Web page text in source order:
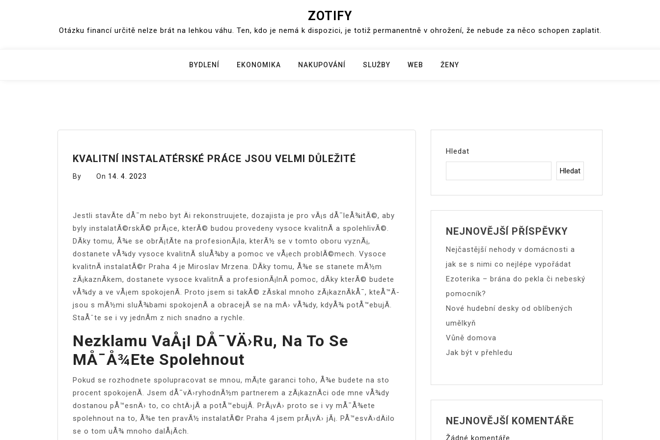
ZOTIFY
Otázku financí určitě nelze brát na lehkou váhu. Ten, kdo je nemá k dispozici, je totiž permanentně v ohrožení, že nebude za něco schopen zaplatit.
BYDLENÍ EKONOMIKA NAKUPOVÁNÍ SLUŽBY WEB ŽENY
KVALITNÍ INSTALATÉRSKÉ PRÁCE JSOU VELMI DŮLEŽITÉ
By On 14. 4. 2023
Jestli stavÃ­te dÅ¯m nebo byt Äi rekonstruujete, dozajista je pro vÃ¡s dÅ¯leÅ¾itÃ©, aby
byly instalatÃ©rskÃ© prÃ¡ce, kterÃ© budou provedeny vysoce kvalitnÃ­ a spolehlivÃ©.
DÃ­ky tomu, Å¾e se obrÃ¡tÃ­te na profesionÃ¡la, kterÃ½ se v tomto oboru vyznÃ¡,
dostanete vÅ¾dy vysoce kvalitnÃ­ sluÅ¾by a pomoc ve vÅ¡ech problÃ©mech. Vysoce
kvalitnÃ­ instalatÃ©r Praha 4 je Miroslav Mrzena. DÃ­ky tomu, Å¾e se stanete mÃ½m
zÃ¡kaznÃ­kem, dostanete vysoce kvalitnÃ­ a profesionÃ¡lnÃ­ pomoc, dÃ­ky kterÃ© budete
vÅ¾dy a ve vÅ¡em spokojenÃ­. Proto jsem si takÃ© zÃ­skal mnoho zÃ¡kaznÃ­kÅ¯, kteÅ™Ã­
jsou s mÃ½mi sluÅ¾bami spokojenÃ­ a obracejÃ­ se na mÄ› vÅ¾dy, kdyÅ¾ potÅ™ebujÃ­.
StaÅˆte se i vy jednÃ­m z nich snadno a rychle.
Nezklamu VaÅ¡i DÅ¯vÄ›ru, Na To Se
MÅ¯Å¾ete Spolehnout
Pokud se rozhodnete spolupracovat se mnou, mÃ¡te garanci toho, Å¾e budete na sto
procent spokojenÃ­. Jsem dÅ¯vÄ›ryhodnÃ½m partnerem a zÃ¡kaznÃ­ci ode mne vÅ¾dy
dostanou pÅ™esnÄ› to, co chtÄ›jÃ­ a potÅ™ebujÃ­. PrÃ¡vÄ› proto se i vy mÅ¯Å¾ete
spolehnout na to, Å¾e ten pravÃ½ instalatÃ©r Praha 4 jsem prÃ¡vÄ› jÃ¡. PÅ™esvÄ›dÄilo
se o tom uÅ¾ mnoho dalÅ¡Ã­ch.
Hledat
Hledat
NEJNOVĚJŠÍ PŘÍSPĚVKY
Nejčastější nehody v domácnosti a
jak se s nimi co nejlépe vypořádat
Ezoterika – brána do pekla či nebeský
pomocník?
Nové hudební desky od oblíbených
umělkyň
Vůně domova
Jak být v přehledu
NEJNOVĚJŠÍ KOMENTÁŘE
Žádné komentáře.